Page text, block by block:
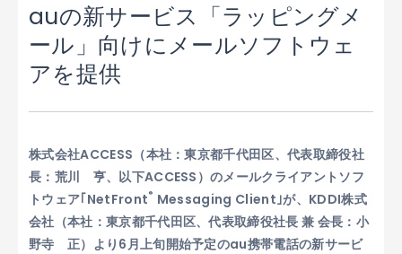
auの新サービス「ラッピングメ
ール」向けにメールソフトウェ
アを提供
株式会社ACCESS（本社：東京都千代田区、代表取締役社
長：荒川 亨、以下ACCESS）のメールクライアントソフ
トウェア｢NetFront® Messaging Client｣が、KDDI株式
会社（本社：東京都千代田区、代表取締役社長 兼 会長：小
野寺 正）より6月上旬開始予定のau携帯電話の新サービ